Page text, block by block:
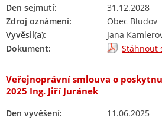
Den sejmutí:
31.12.2028
Zdroj oznámení:
Obec Bludov
Vyvěsil(a):
Jana
Dokument:
Stáhnout
Veřejnoprávní smlouva o
2025 Ing. Jiří Juránek
Den vyvěšení:
11.06.2025